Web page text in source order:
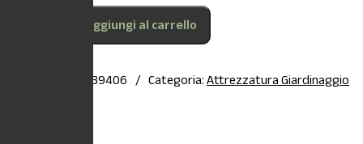
Aggiungi al carrello
8015358039406 Categoria:Attrezzatura Giardinaggio